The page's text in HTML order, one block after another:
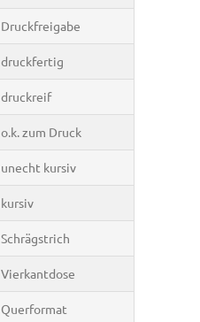
Druckfreigabe
druckfertig
druckreif
o.k. zum Druck
unecht kursiv
kursiv
Schrägstrich
Vierkantdose
Querformat